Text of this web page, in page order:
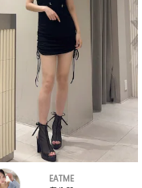
EATME